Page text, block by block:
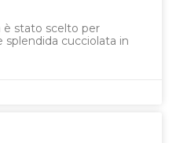
è stato scelto per
splendida cucciolata in